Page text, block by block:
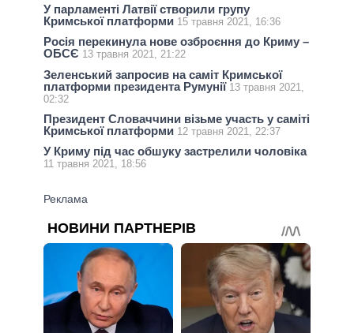
У парламенті Латвії створили групу
Кримської платформи 15 травня 2021, 16:36
Росія перекинула нове озброєння до Криму –
ОБСЄ 13 травня 2021, 21:22
Зеленський запросив на саміт Кримської
платформи президента Румунії 13 травня 2021,
02:32
Президент Словаччини візьме участь у саміті
Кримської платформи 12 травня 2021, 22:37
У Криму під час обшуку застрелили чоловіка
11 травня 2021, 18:56